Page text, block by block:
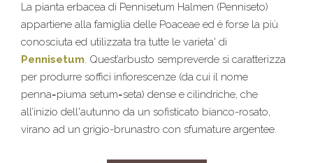
La pianta erbacea di Pennisetum Halmen (Penniseto)
appartiene alla famiglia delle Poaceae ed è forse la più
conosciuta ed utilizzata tra tutte le varieta' di
Pennisetum. Quest’arbusto sempreverde si caratterizza
per produrre soffici infiorescenze (da cui il nome
penna=piuma setum=seta) dense e cilindriche, che
all’inizio dell'autunno da un sofisticato bianco-rosato,
virano ad un grigio-brunastro con sfumature argentee.